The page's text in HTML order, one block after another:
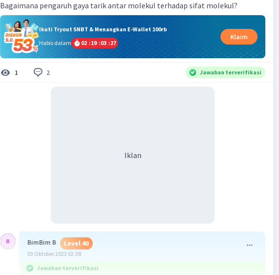
Bagaimana pengaruh gaya tarik antar molekul terhadap sifat molekul?
Ikuti Tryout SNBT & Menangkan E-Wallet 100rb
Habis dalam
02 :19 :03 :26
Klaim
1 2 Jawaban terverifikasi
Iklan
BimBim B Level 40
03 Oktober 2023 02:38
Jawaban terverifikasi